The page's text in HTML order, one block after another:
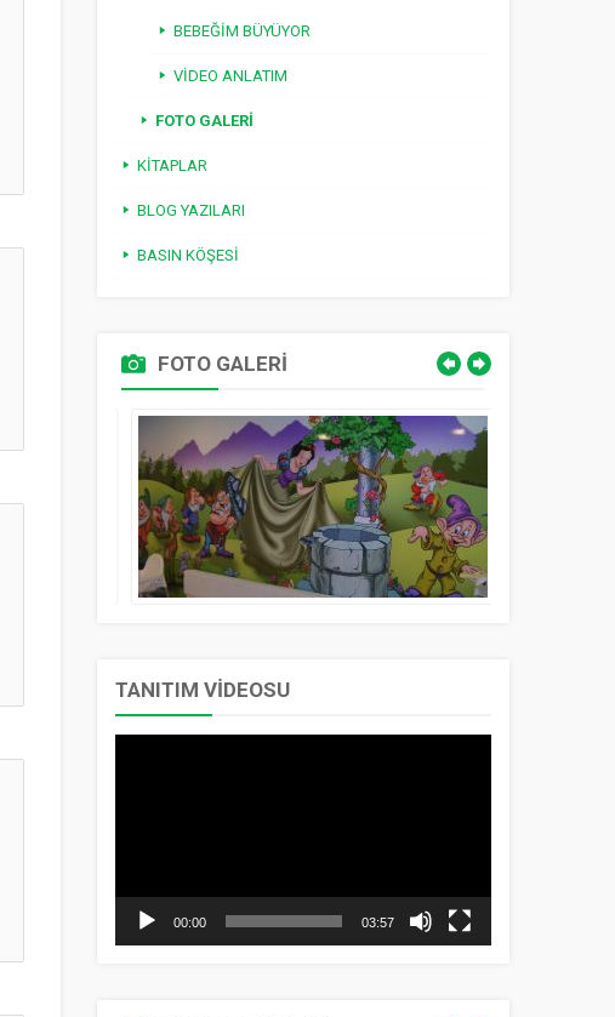
BEBEĞIM BÜYÜYOR
VIDEO ANLATIM
FOTO GALERI
KITAPLAR
BLOG YAZILARI
BASIN KÖŞESI
FOTO GALERİ
TANITIM VİDEOSU
00:00 03:57